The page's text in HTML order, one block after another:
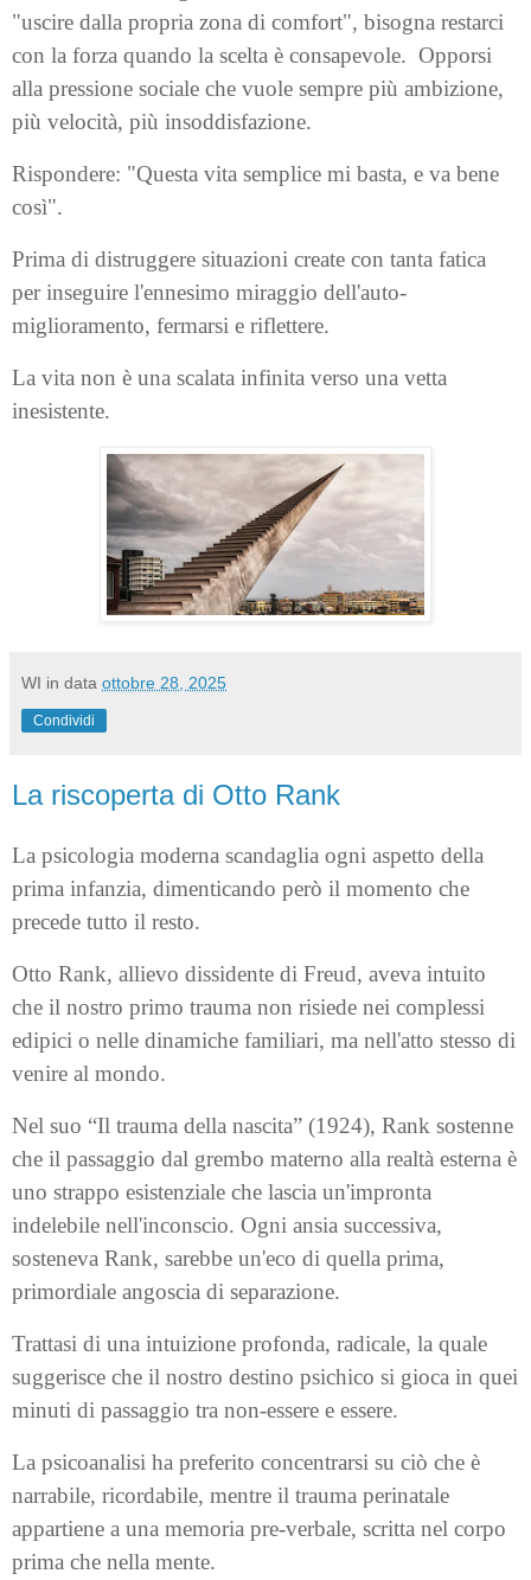
"uscire dalla propria zona di comfort", bisogna restarci
con la forza quando la scelta è consapevole. Opporsi
alla pressione sociale che vuole sempre più ambizione,
più velocità, più insoddisfazione.
Rispondere: "Questa vita semplice mi basta, e va bene
così".
Prima di distruggere situazioni create con tanta fatica
per inseguire l'ennesimo miraggio dell'auto-
miglioramento, fermarsi e riflettere.
La vita non è una scalata infinita verso una vetta
inesistente.
WI in data ottobre 28, 2025
Condividi
La riscoperta di Otto Rank
La psicologia moderna scandaglia ogni aspetto della
prima infanzia, dimenticando però il momento che
precede tutto il resto.
Otto Rank, allievo dissidente di Freud, aveva intuito
che il nostro primo trauma non risiede nei complessi
edipici o nelle dinamiche familiari, ma nell'atto stesso di
venire al mondo.
Nel suo “Il trauma della nascita” (1924), Rank sostenne
che il passaggio dal grembo materno alla realtà esterna è
uno strappo esistenziale che lascia un'impronta
indelebile nell'inconscio. Ogni ansia successiva,
sosteneva Rank, sarebbe un'eco di quella prima,
primordiale angoscia di separazione.
Trattasi di una intuizione profonda, radicale, la quale
suggerisce che il nostro destino psichico si gioca in quei
minuti di passaggio tra non-essere e essere.
La psicoanalisi ha preferito concentrarsi su ciò che è
narrabile, ricordabile, mentre il trauma perinatale
appartiene a una memoria pre-verbale, scritta nel corpo
prima che nella mente.